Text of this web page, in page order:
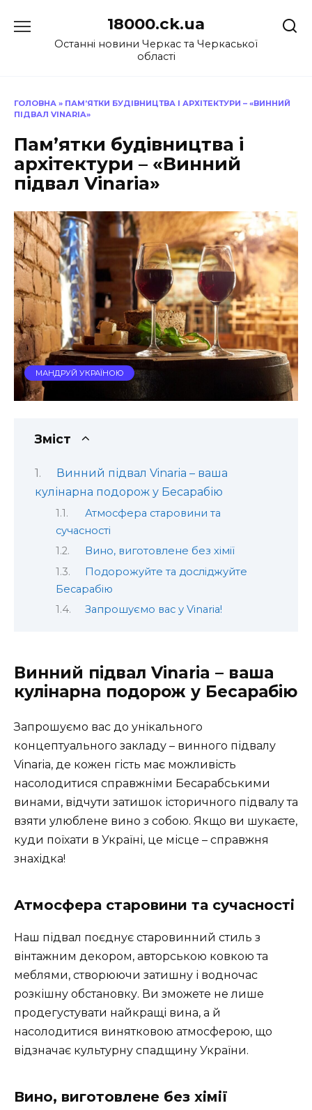
до
18000.ck.ua
Останні новини Черкас та Черкаської
області
ГОЛОВНА » ПАМ’ЯТКИ БУДІВНИЦТВА І АРХІТЕКТУРИ – «ВИННИЙ
ПІДВАЛ VINARIA»
Пам’ятки будівництва і
архітектури – «Винний
підвал Vinaria»
МАНДРУЙ УКРАЇНОЮ
Зміст
Винний підвал Vinaria – ваша
кулінарна подорож у Бесарабію
Атмосфера старовини та
сучасності
Вино, виготовлене без хімії
Подорожуйте та досліджуйте
Бесарабію
Запрошуємо вас у Vinaria!
Винний підвал Vinaria – ваша
кулінарна подорож у Бесарабію
Запрошуємо вас до унікального
концептуального закладу – винного підвалу
Vinaria, де кожен гість має можливість
насолодитися справжніми Бесарабськими
винами, відчути затишок історичного підвалу та
взяти улюблене вино з собою. Якщо ви шукаєте,
куди поїхати в Україні, це місце – справжня
знахідка!
Атмосфера старовини та сучасності
Наш підвал поєднує старовинний стиль з
вінтажним декором, авторською ковкою та
меблями, створюючи затишну і водночас
розкішну обстановку. Ви зможете не лише
продегустувати найкращі вина, а й
насолодитися винятковою атмосферою, що
відзначає культурну спадщину України.
Вино, виготовлене без хімії